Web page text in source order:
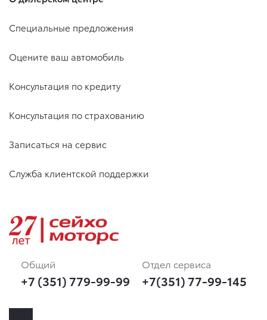
Специальные предложения
Оцените ваш автомобиль
Консультация по кредиту
Консультация по страхованию
Записаться на сервис
Служба клиентской поддержки
Общий
+7 (351) 779-99-99
Отдел сервиса
+7(351) 77-99-145